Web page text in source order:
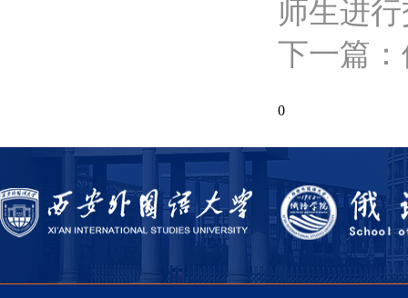
师生进
下一篇：
0